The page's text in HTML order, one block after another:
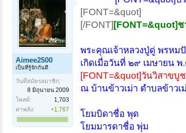
Aimee2500
เป็นที่รู้จักกันดี
วันที่สมัครสมาชิก:
8 มิถุนายน 2009
โพสต์:
1,703
ค่าพลัง:
+1,767
[FONT=&quot]
[/FONT] [FONT=&quot]ช
พระคุณเจ้าหลวงปู่ดู่ พรหม
เกิดเมื่อวันที่ ๒๙ เมษายน
[FONT=&quot]วันวิสาขบู
ณ บ้านข้าวเม่า ตำบลข้าวเ
โยมบิดาชื่อ พุด
โยมมารดาชื่อ พุ่ม